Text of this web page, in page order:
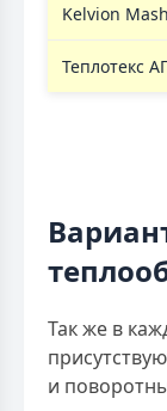
Kelvion
Теплотекс
Так же в
и